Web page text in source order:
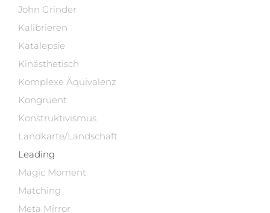
John Grinder
Kalibrieren
Katalepsie
Kinästhetisch
Komplexe Äquivalenz
Kongruent
Konstruktivismus
Landkarte/Landschaft
Leading
Magic Moment
Matching
Meta Mirror